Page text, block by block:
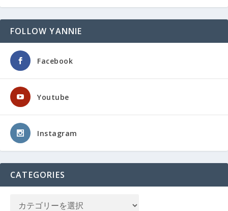
FOLLOW YANNIE
Facebook
Youtube
Instagram
CATEGORIES